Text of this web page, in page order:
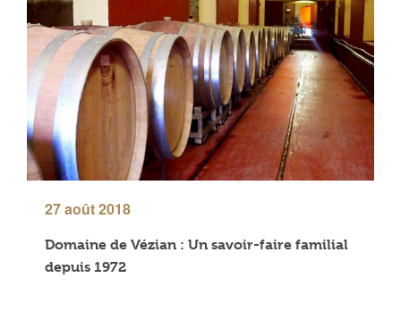
27 août 2018
Domaine de Vézian : Un savoir-faire familial
depuis 1972